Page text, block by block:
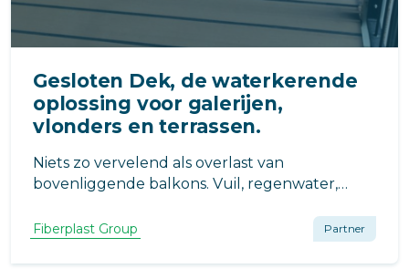
Gesloten Dek, de waterkerende
oplossing voor galerijen,
vlonders en terrassen.
Niets zo vervelend als overlast van
bovenliggende balkons. Vuil, regenwater,
doorkijk zijn veel gehoorde klachten bij open
vloeren op balkons en galerijen. De gesloten
dek oplossing van Fiberplast Group voorkomt
Fiberplast Group Partner